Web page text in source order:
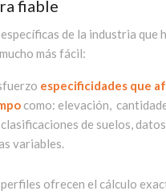
fiable
de la industria que
más fácil:
especificidades que
como: elevación,
de suelos,
variables.
ofrecen el cálculo